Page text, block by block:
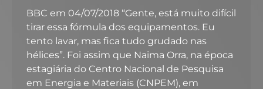
BBC em 04/07/2018 “Gente, está muito difícil
tirar essa fórmula dos equipamentos. Eu
tento lavar, mas fica tudo grudado nas
hélices”. Foi assim que Naima Orra, na época
estagiária do Centro Nacional de Pesquisa
em Energia e Materiais (CNPEM), em